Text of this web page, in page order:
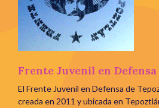
Frente Juvenil en
El Frente Juvenil en Defensa de
creada en 2011 y ubicada en